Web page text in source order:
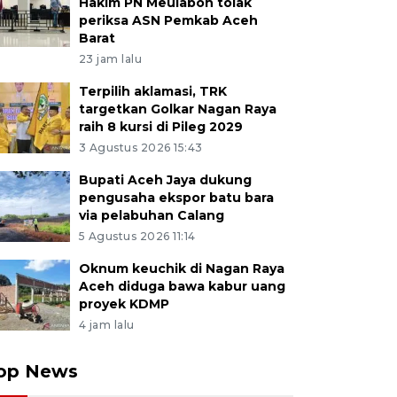
periksa ASN Pemkab Aceh
Barat
23 jam lalu
Terpilih aklamasi, TRK
targetkan Golkar Nagan Raya
raih 8 kursi di Pileg 2029
3 Agustus 2026 15:43
Bupati Aceh Jaya dukung
pengusaha ekspor batu bara
via pelabuhan Calang
5 Agustus 2026 11:14
Oknum keuchik di Nagan Raya
Aceh diduga bawa kabur uang
proyek KDMP
4 jam lalu
News